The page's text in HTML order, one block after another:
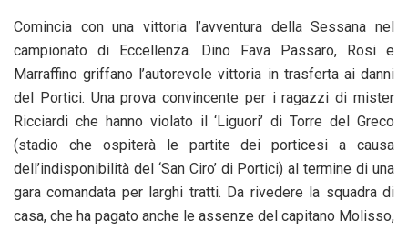
Comincia con una vittoria l’avventura della Sessana nel
campionato di Eccellenza. Dino Fava Passaro, Rosi e
Marraffino griffano l’autorevole vittoria in trasferta ai danni
del Portici. Una prova convincente per i ragazzi di mister
Ricciardi che hanno violato il ‘Liguori’ di Torre del Greco
(stadio che ospiterà le partite dei porticesi a causa
dell’indisponibilità del ‘San Ciro’ di Portici) al termine di una
gara comandata per larghi tratti. Da rivedere la squadra di
casa, che ha pagato anche le assenze del capitano Molisso,